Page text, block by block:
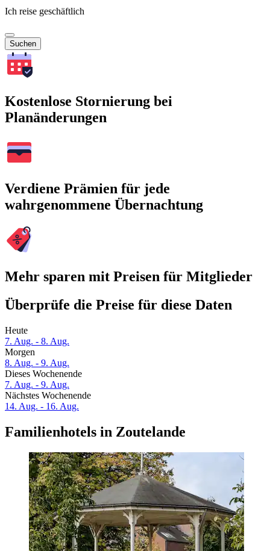
Ich reise geschäftlich
Suchen
Kostenlose Stornierung bei
Planänderungen
Verdiene Prämien für jede
wahrgenommene Übernachtung
Mehr sparen mit Preisen für Mitglieder
Überprüfe die Preise für diese Daten
Heute
7. Aug. - 8. Aug.
Morgen
8. Aug. - 9. Aug.
Dieses Wochenende
7. Aug. - 9. Aug.
Nächstes Wochenende
14. Aug. - 16. Aug.
Familienhotels in Zoutelande